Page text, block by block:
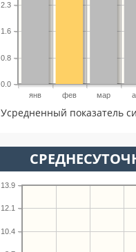
янв фев мар
0.0
0.8
1.6
2.3
Усредненный показатель
10.4
12.1
13.9